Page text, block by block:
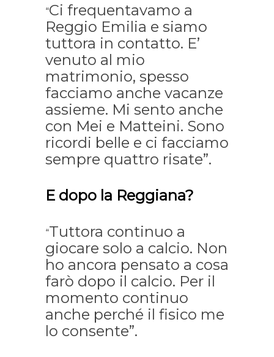
“Ci frequentavamo a
Reggio Emilia e siamo
tuttora in contatto. E’
venuto al mio
matrimonio, spesso
facciamo anche vacanze
assieme. Mi sento anche
con Mei e Matteini. Sono
ricordi belle e ci facciamo
sempre quattro risate”.
E dopo la Reggiana?
“Tuttora continuo a
giocare solo a calcio. Non
ho ancora pensato a cosa
farò dopo il calcio. Per il
momento continuo
anche perché il fisico me
lo consente”.